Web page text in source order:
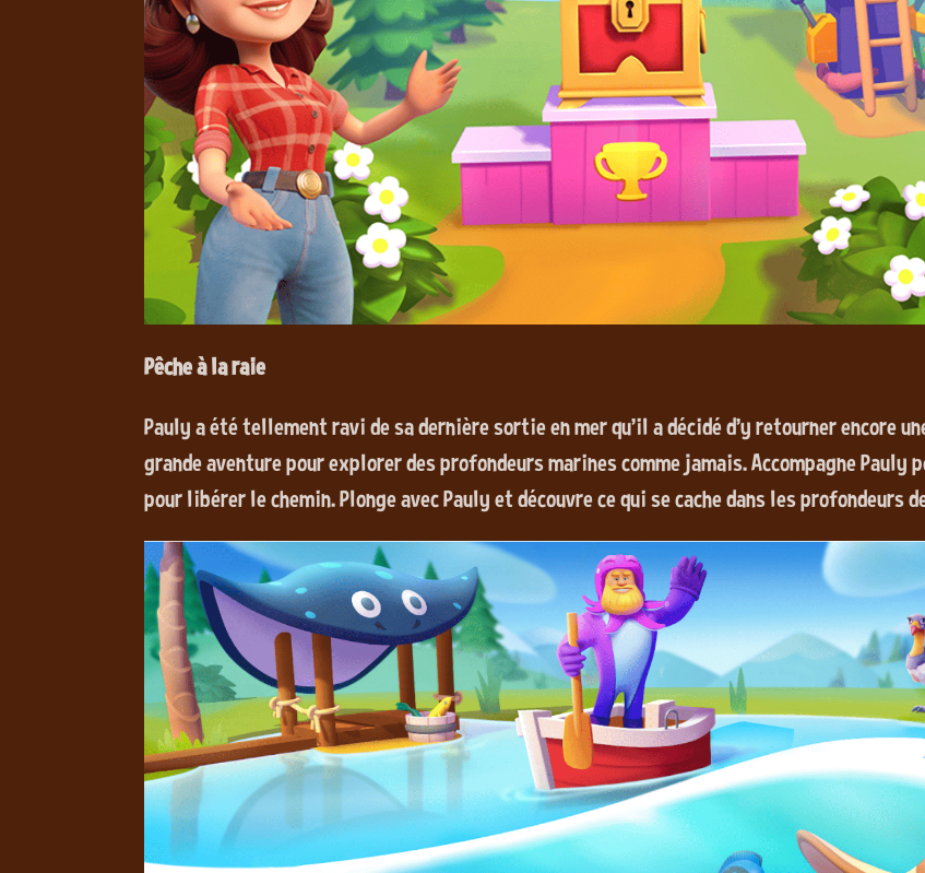
Pêche à la raie
Pauly a été tellement ravi de sa dernière sortie en mer qu'il a décidé d'y retourner encore
grande aventure pour explorer des profondeurs marines comme jamais. Accompagne
pour libérer le chemin. Plonge avec Pauly et découvre ce qui se cache dans les profondeurs